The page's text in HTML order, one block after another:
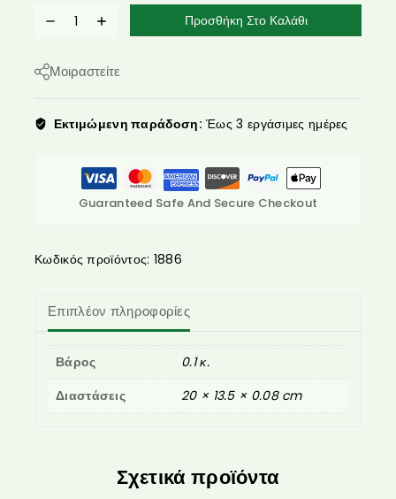
Προσθήκη Στο Καλάθι
Μοιραστείτε
Εκτιμώμενη παράδοση: Έως 3 εργάσιμες ημέρες
Guaranteed Safe And Secure Checkout
Κωδικός προϊόντος: 1886
Επιπλέον πληροφορίες
Βάρος
0.1 κ.
Διαστάσεις
20 × 13.5 × 0.08 cm
Σχετικά προϊόντα